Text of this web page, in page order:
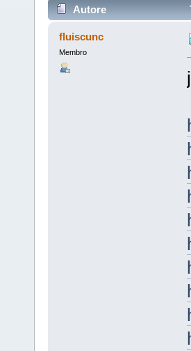
Autore
fluiscunc
Membro